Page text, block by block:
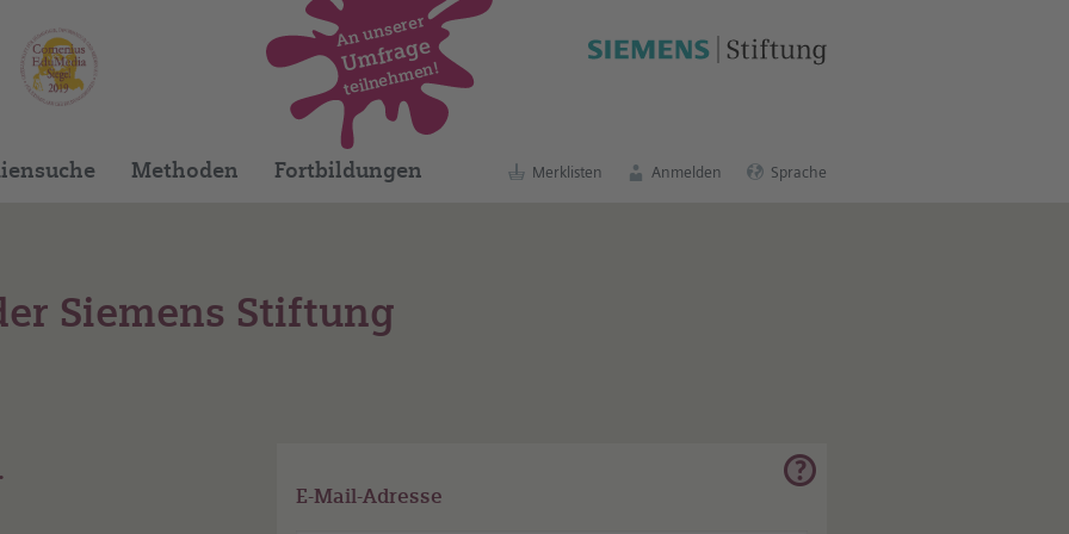
Methoden Fortbildungen Merklisten Anmelden Sprache
An unserer
Umfrage
teilnehmen!
Siemens Stiftung
E-Mail-Adresse